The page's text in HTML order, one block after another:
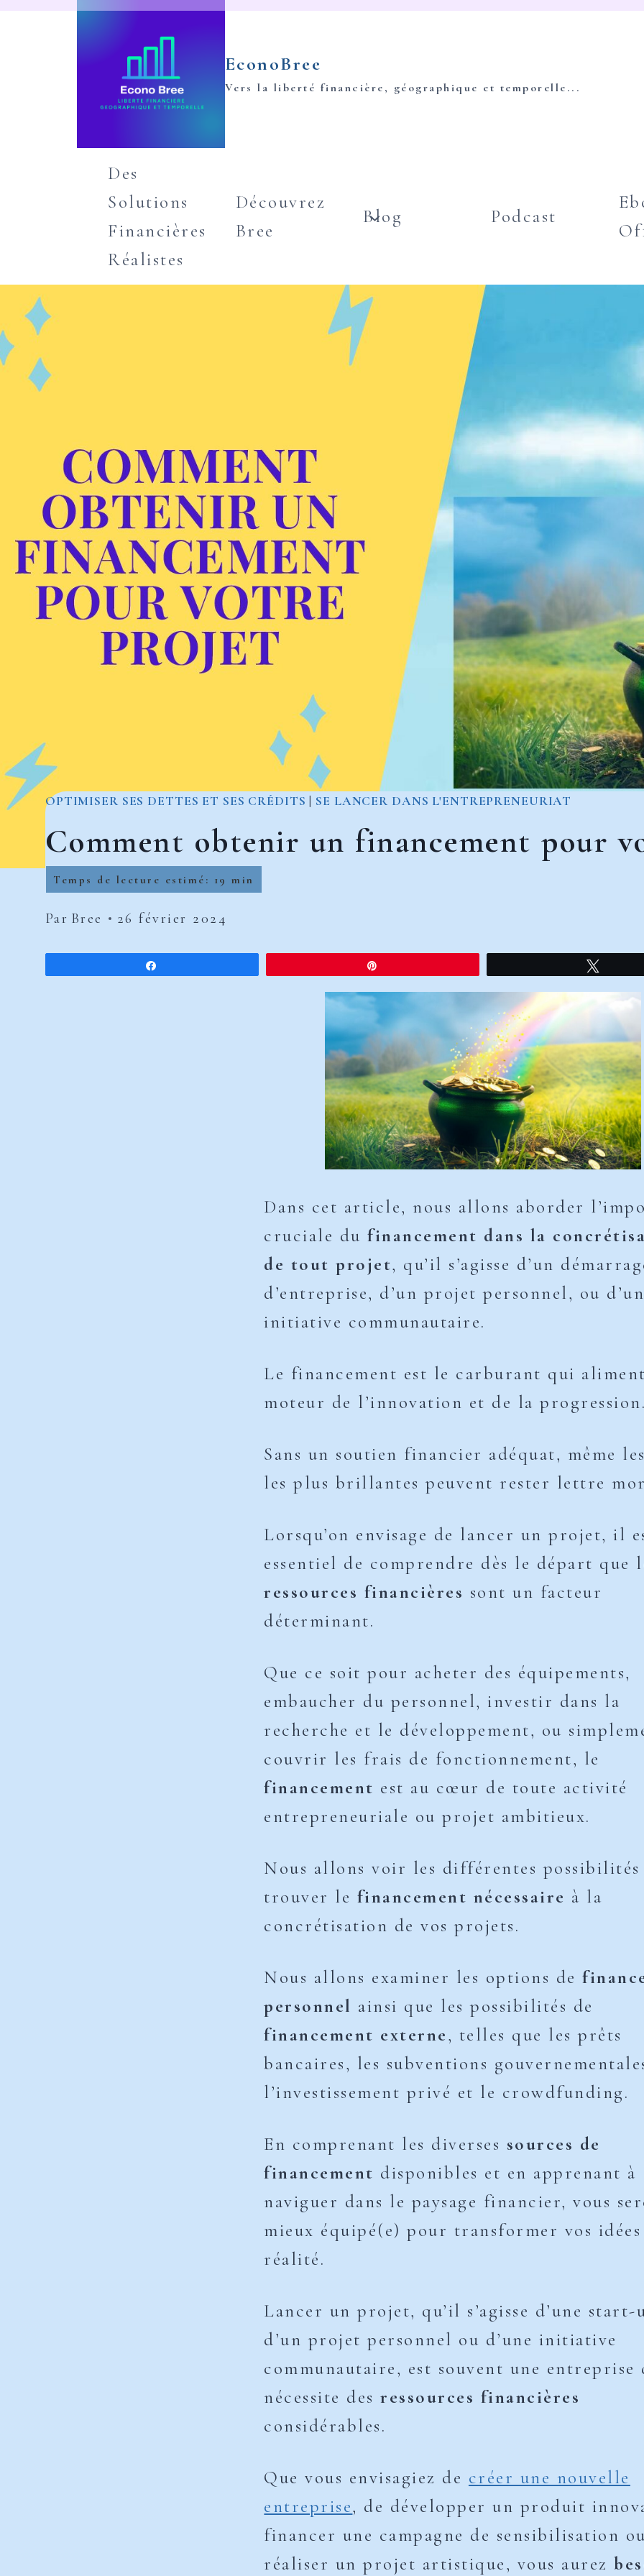
EconoBree
Vers la liberté financière, géographique et temporelle...
Des
Solutions
Financières
Réalistes
Découvrez
Bree
Blog Podcast
OPTIMISER SES DETTES ET SES CRÉDITS | SE LANCER DANS L'ENTREPRENEURIAT
Comment obtenir un financement pour
Par Bree 26 février 2024
Dans cet article, nous allons aborder
cruciale dufinancement dans la
de tout projet, qu’il s’agisse d’un
d’entreprise, d’un projet personnel, ou
initiative communautaire.
Le financement est le carburant qui
moteur de l’innovation et de la progression.
Sans un soutien financier adéquat, même
les plus brillantes peuvent rester lettre
Lorsqu’on envisage de lancer un projet, il
essentiel de comprendre dès le départ que
ressources financières sont un facteur
déterminant.
Que ce soit pour acheter des équipements,
embaucher du personnel, investir dans la
recherche et le développement, ou
couvrir les frais de fonctionnement, le
financement est au cœur de toute activité
entrepreneuriale ou projet ambitieux.
Nous allons voir les différentes
trouver le financement nécessaire à la
concrétisation de vos projets.
Nous allons examiner les options de
personnel ainsi que les possibilités de
financement externe, telles que les prêts
bancaires, les subventions
l’investissement privé et le crowdfunding.
En comprenant les diverses sources de
financement disponibles et en apprenant à
naviguer dans le paysage financier, vous
mieux équipé(e) pour transformer vos idées
réalité.
Lancer un projet, qu’il s’agisse d’une start-
d’un projet personnel ou d’une initiative
communautaire, est souvent une entreprise
nécessite desressources financières
considérables.
Que vous envisagiez de créer une nouvelle
entreprise, de développer un produit
financer une campagne de sensibilisation
réaliser un projet artistique, vous aurez